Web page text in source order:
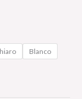
Blanco